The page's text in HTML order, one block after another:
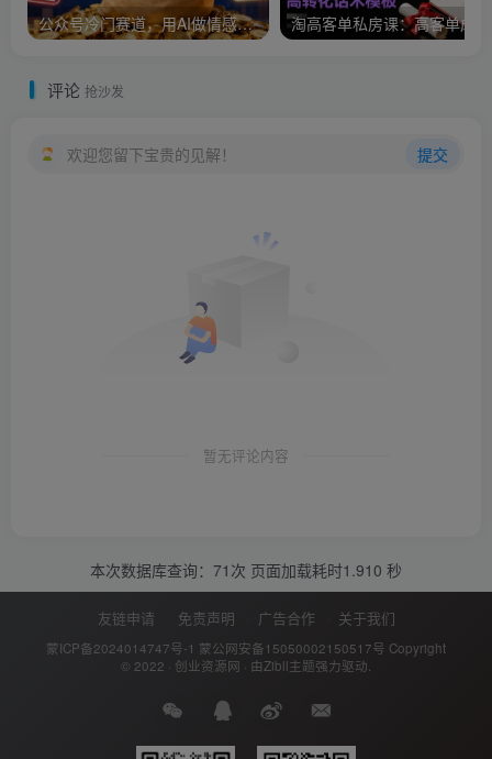
公众号冷门赛道，用AI做情感漫画，7天开通流量主，操作简单，小白可玩
评论 抢沙发
欢迎您留下宝贵的见解！ 提交
暂无评论内容
本次数据库查询：71次 页面加载耗时1.910 秒
友链申请 免责声明 广告合作 关于我们
蒙ICP备2024014747号-1 蒙公网安备15050002150517号 Copyright
© 2022 · 创业资源网 · 由Zibll主题强力驱动.